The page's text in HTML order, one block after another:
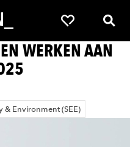
Favorieten
WERKEN AAN
& Environment (SEE)